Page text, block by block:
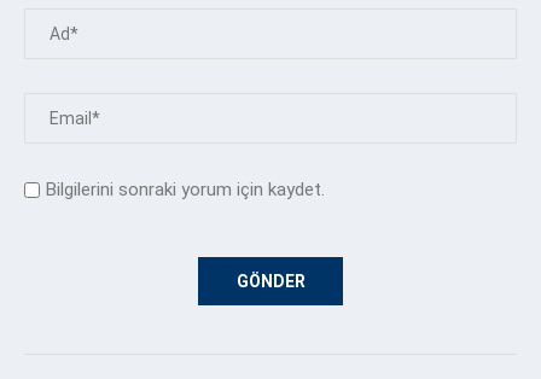
Bilgilerini sonraki yorum için kaydet.